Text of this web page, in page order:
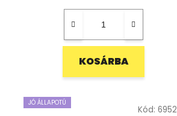
KOSÁRBA
JÓ ÁLLAPOTÚ
Kód: 6952